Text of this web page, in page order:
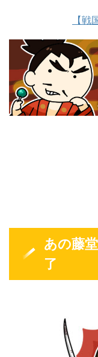
【戦
あの藤
了